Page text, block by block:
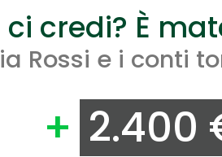
ci credi? È
Rossi e i conti
+ 2.400